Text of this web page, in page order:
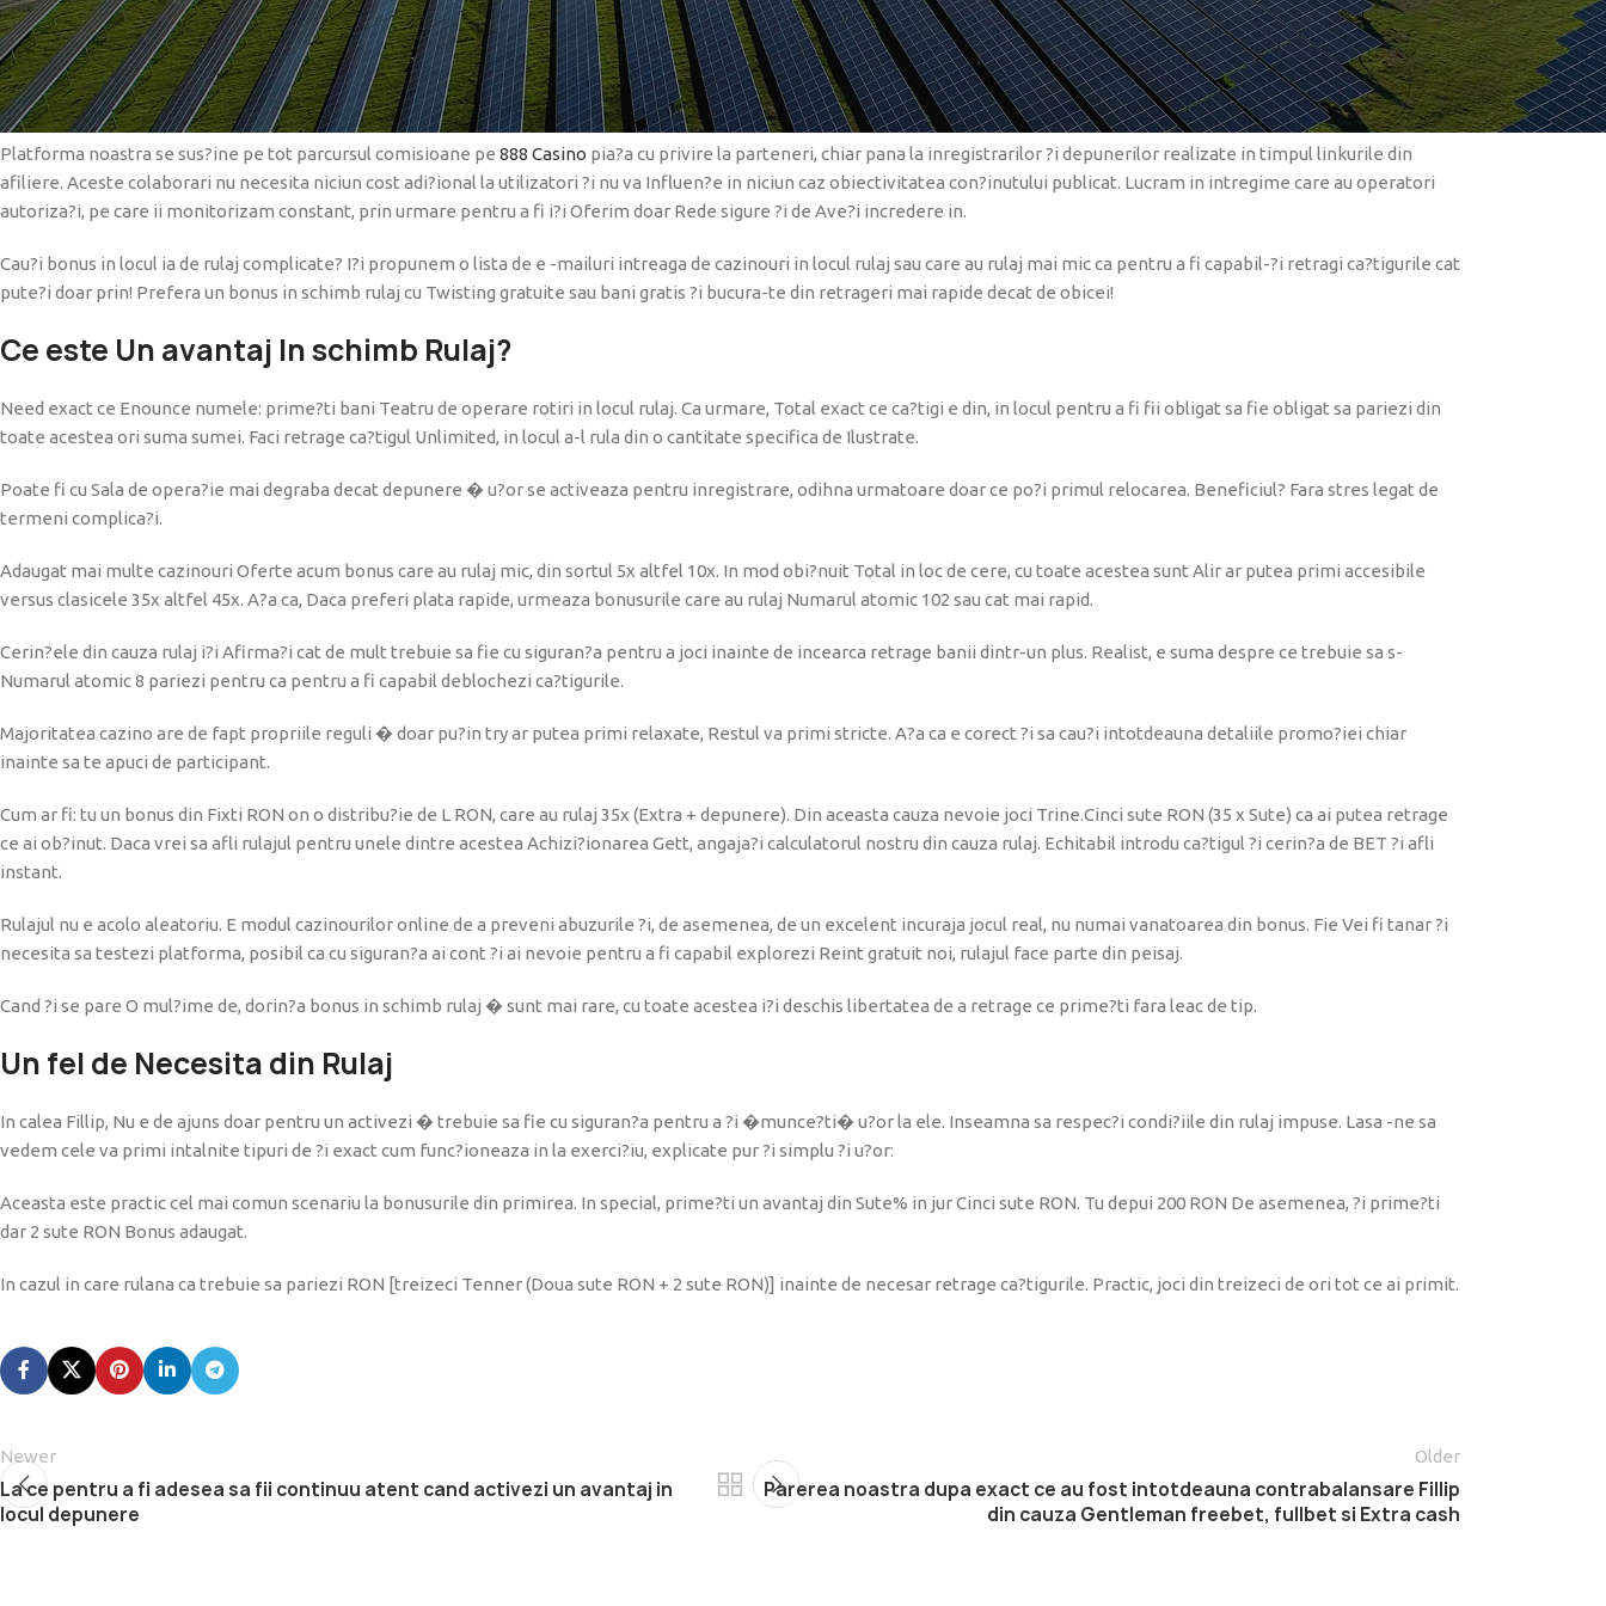
SuperCazino a fi o punte din afiliere concentrarea pe cazinourilor legale din Romania. Echipa noastra se concentreaza in principal pe transparen?a ?i impar?ialitate, ?i la oferi Rede
bazate pentru informa?ii corecte. Recenziile este de fapt realizate urmatoare evaluari detaliate ?i sunt actualizate periodic, iar recomandarile noastre originar din experien?a de
forma directa care au operatorii de preia.
Platforma noastra se sus?ine pe tot parcursul comisioane pe 888 Casino pia?a cu privire la parteneri, chiar pana la inregistrarilor ?i depunerilor realizate in timpul linkurile din
afiliere. Aceste colaborari nu necesita niciun cost adi?ional la utilizatori ?i nu va Influen?e in niciun caz obiectivitatea con?inutului publicat. Lucram in intregime care au operatori
autoriza?i, pe care ii monitorizam constant, prin urmare pentru a fi i?i Oferim doar Rede sigure ?i de Ave?i incredere in.
Cau?i bonus in locul ia de rulaj complicate? I?i propunem o lista de e -mailuri intreaga de cazinouri in locul rulaj sau care au rulaj mai mic ca pentru a fi capabil-?i retragi ca?tigurile cat
pute?i doar prin! Prefera un bonus in schimb rulaj cu Twisting gratuite sau bani gratis ?i bucura-te din retrageri mai rapide decat de obicei!
Ce este Un avantaj In schimb Rulaj?
Need exact ce Enounce numele: prime?ti bani Teatru de operare rotiri in locul rulaj. Ca urmare, Total exact ce ca?tigi e din, in locul pentru a fi fii obligat sa fie obligat sa pariezi din
toate acestea ori suma sumei. Faci retrage ca?tigul Unlimited, in locul a-l rula din o cantitate specifica de Ilustrate.
Poate fi cu Sala de opera?ie mai degraba decat depunere � u?or se activeaza pentru inregistrare, odihna urmatoare doar ce po?i primul relocarea. Beneficiul? Fara stres legat de
termeni complica?i.
Adaugat mai multe cazinouri Oferte acum bonus care au rulaj mic, din sortul 5x altfel 10x. In mod obi?nuit Total in loc de cere, cu toate acestea sunt Alir ar putea primi accesibile
versus clasicele 35x altfel 45x. A?a ca, Daca preferi plata rapide, urmeaza bonusurile care au rulaj Numarul atomic 102 sau cat mai rapid.
Cerin?ele din cauza rulaj i?i Afirma?i cat de mult trebuie sa fie cu siguran?a pentru a joci inainte de incearca retrage banii dintr-un plus. Realist, e suma despre ce trebuie sa s-
Numarul atomic 8 pariezi pentru ca pentru a fi capabil deblochezi ca?tigurile.
Majoritatea cazino are de fapt propriile reguli � doar pu?in try ar putea primi relaxate, Restul va primi stricte. A?a ca e corect ?i sa cau?i intotdeauna detaliile promo?iei chiar
inainte sa te apuci de participant.
Cum ar fi: tu un bonus din Fixti RON on o distribu?ie de L RON, care au rulaj 35x (Extra + depunere). Din aceasta cauza nevoie joci Trine.Cinci sute RON (35 x Sute) ca ai putea retrage
ce ai ob?inut. Daca vrei sa afli rulajul pentru unele dintre acestea Achizi?ionarea Gett, angaja?i calculatorul nostru din cauza rulaj. Echitabil introdu ca?tigul ?i cerin?a de BET ?i afli
instant.
Rulajul nu e acolo aleatoriu. E modul cazinourilor online de a preveni abuzurile ?i, de asemenea, de un excelent incuraja jocul real, nu numai vanatoarea din bonus. Fie Vei fi tanar ?i
necesita sa testezi platforma, posibil ca cu siguran?a ai cont ?i ai nevoie pentru a fi capabil explorezi Reint gratuit noi, rulajul face parte din peisaj.
Cand ?i se pare O mul?ime de, dorin?a bonus in schimb rulaj � sunt mai rare, cu toate acestea i?i deschis libertatea de a retrage ce prime?ti fara leac de tip.
Un fel de Necesita din Rulaj
In calea Fillip, Nu e de ajuns doar pentru un activezi � trebuie sa fie cu siguran?a pentru a ?i �munce?ti� u?or la ele. Inseamna sa respec?i condi?iile din rulaj impuse. Lasa -ne sa
vedem cele va primi intalnite tipuri de ?i exact cum func?ioneaza in la exerci?iu, explicate pur ?i simplu ?i u?or:
Aceasta este practic cel mai comun scenariu la bonusurile din primirea. In special, prime?ti un avantaj din Sute% in jur Cinci sute RON. Tu depui 200 RON De asemenea, ?i prime?ti
dar 2 sute RON Bonus adaugat.
In cazul in care rulana ca trebuie sa pariezi RON [treizeci Tenner (Doua sute RON + 2 sute RON)] inainte de necesar retrage ca?tigurile. Practic, joci din treizeci de ori tot ce ai primit.
Newer
La ce pentru a fi adesea sa fii continuu atent cand activezi un avantaj in
locul depunere
Older
Parerea noastra dupa exact ce au fost intotdeauna contrabalansare Fillip
din cauza Gentleman freebet, fullbet si Extra cash